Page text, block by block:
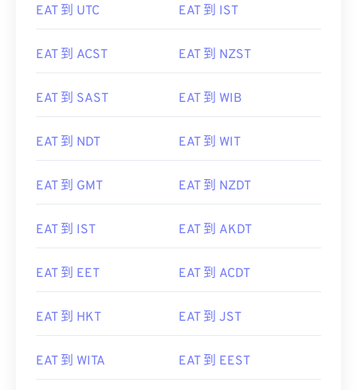
EAT 到 UTC EAT 到 IST
EAT 到 ACST EAT 到 NZST
EAT 到 SAST EAT 到 WIB
EAT 到 NDT EAT 到 WIT
EAT 到 GMT EAT 到 NZDT
EAT 到 IST EAT 到 AKDT
EAT 到 EET EAT 到 ACDT
EAT 到 HKT EAT 到 JST
EAT 到 WITA EAT 到 EEST